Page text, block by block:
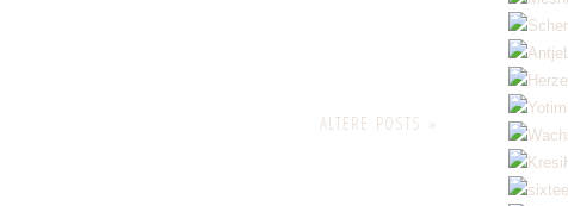
ÄLTERE POSTS »